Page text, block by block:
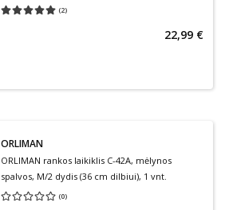
(2)
Vidutinis įvertinimas 5.00
22,99 €
ORLIMAN
ORLIMAN rankos laikiklis C-42A, mėlynos
spalvos, M/2 dydis (36 cm dilbiui), 1 vnt.
(0)
Vidutinis įvertinimas 0.00